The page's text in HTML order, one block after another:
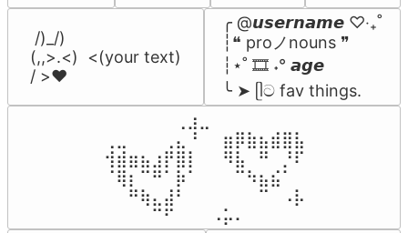
/)_/)
(,,>.<)  <(your text)
/ >❤️
╭ @𝙪𝙨𝙚𝙧𝙣𝙖𝙢𝙚 ♡‧₊˚
┆❝ proノnouns ❞
┆⋆˚ 🎞️ ˖° 𝙖𝙜𝙚
╰ ➤ ᥫට fav things.
⠀⠀⠀⠀⠀⠀⢀⣰⣀⠀⠀⠀⠀⠀⠀⠀⠀
⢀⣀⠀⠀⠀⢀⣄⠘⠀⠀⣶⡿⣷⣦⣾⣿⣧
⢺⣾⣶⣦⣰⡟⣿⡇⠀⠀⠻⣧⠀⠛⠀⡘⠏
⠈⢿⡆⠉⠛⠁⡷⠁⠀⠀⠀⠉⠳⣦⣮⠁⠀
⠀⠀⠛⢷⣄⣼⠃⠀⠀⠀⠀⠀⠀⠉⠀⠠⡧
⠀⠀⠀⠀⠉⠋⠀⠀⠀⠠⡥⠄⠀⠀⠀⠀⠀